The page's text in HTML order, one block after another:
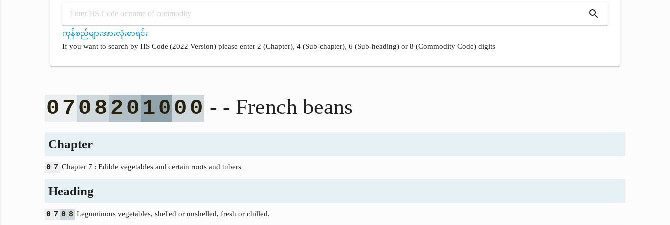
search
ကုန်စည်များအားလုံးစာရင်း
If you want to search by HS Code (2022 Version) please enter 2 (Chapter), 4 (Sub-chapter), 6 (Sub-heading) or 8 (Commodity Code) digits
0 7 0 8 2 0 10 0 0 - - French beans
Chapter
0 7 Chapter 7 : Edible vegetables and certain roots and tubers
Heading
0 7 0 8 Leguminous vegetables, shelled or unshelled, fresh or chilled.